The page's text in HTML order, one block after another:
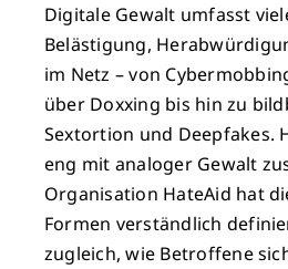
Digitale Gewalt umfasst
Belästigung,
im Netz – von
über Doxxing bis hin zu
Sextortion und Deepfakes.
eng mit analoger Gewalt
Organisation HateAid hat
Formen verständlich
zugleich, wie Betroffene